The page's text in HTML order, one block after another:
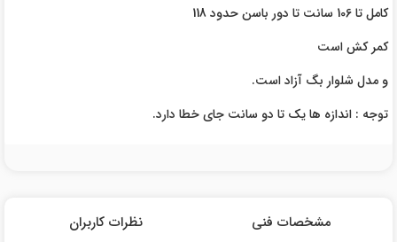
کامل تا 106 سانت تا دور باسن حدود 118
کمر کش است
و مدل شلوار بگ آزاد است.
توجه : اندازه ها یک تا دو سانت جای خطا دارد.
مشخصات فنی نظرات کاربران